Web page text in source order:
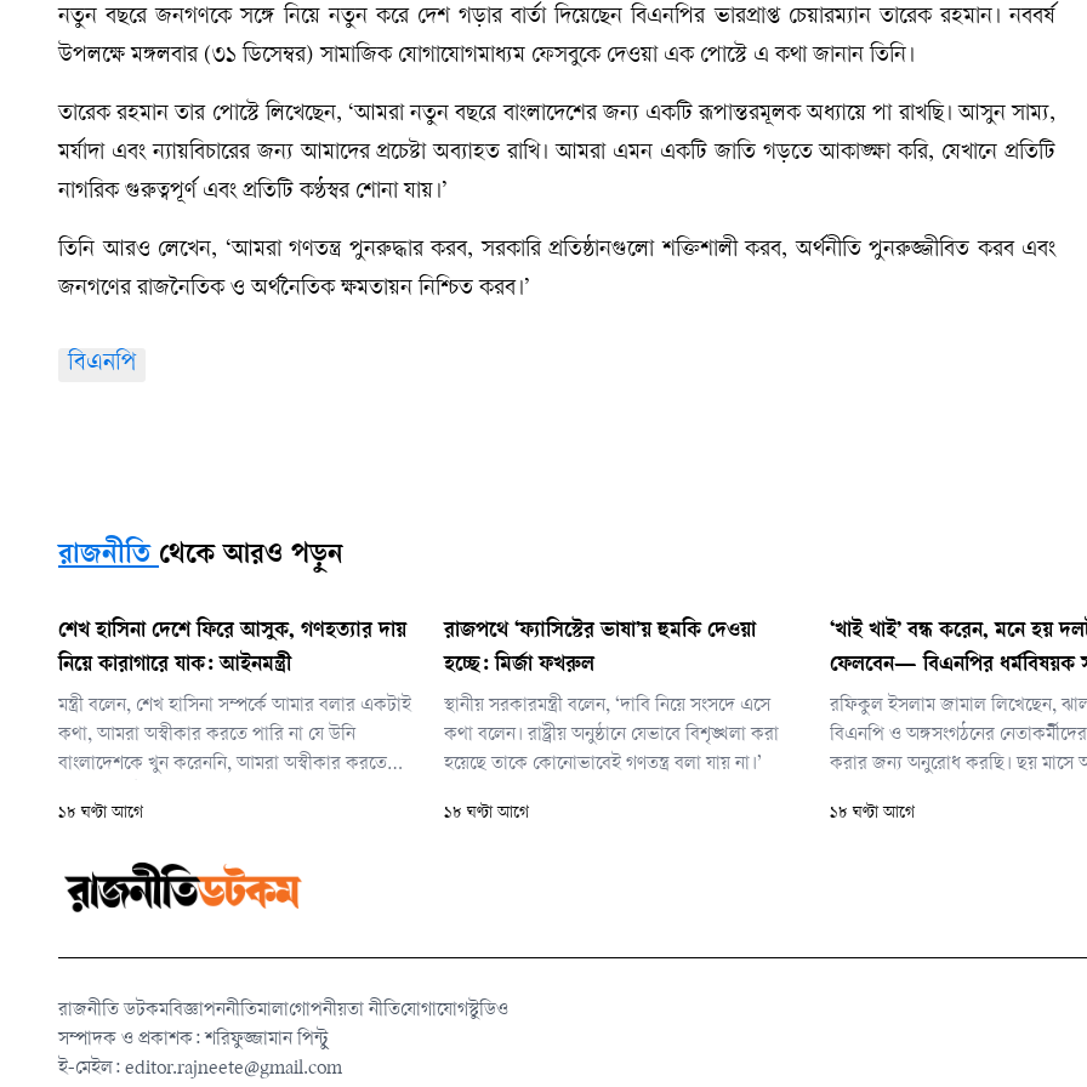
নতুন বছরে জনগণকে সঙ্গে নিয়ে নতুন করে দেশ গড়ার বার্তা দিয়েছেন বিএনপির ভারপ্রাপ্ত চেয়ারম্যান তারেক রহমান। নববর্ষ
উপলক্ষে মঙ্গলবার (৩১ ডিসেম্বর) সামাজিক যোগাযোগমাধ্যম ফেসবুকে দেওয়া এক পোস্টে এ কথা জানান তিনি।
তারেক রহমান তার পোস্টে লিখেছেন, ‘আমরা নতুন বছরে বাংলাদেশের জন্য একটি রূপান্তরমূলক অধ্যায়ে পা রাখছি। আসুন সাম্য,
মর্যাদা এবং ন্যায়বিচারের জন্য আমাদের প্রচেষ্টা অব্যাহত রাখি। আমরা এমন একটি জাতি গড়তে আকাঙ্ক্ষা করি, যেখানে প্রতিটি
নাগরিক গুরুত্বপূর্ণ এবং প্রতিটি কণ্ঠস্বর শোনা যায়।’
তিনি আরও লেখেন, ‘আমরা গণতন্ত্র পুনরুদ্ধার করব, সরকারি প্রতিষ্ঠানগুলো শক্তিশালী করব, অর্থনীতি পুনরুজ্জীবিত করব এবং
জনগণের রাজনৈতিক ও অর্থনৈতিক ক্ষমতায়ন নিশ্চিত করব।’
বিএনপি
রাজনীতি থেকে আরও পড়ুন
শেখ হাসিনা দেশে ফিরে আসুক, গণহত্যার দায়
নিয়ে কারাগারে যাক: আইনমন্ত্রী
মন্ত্রী বলেন, শেখ হাসিনা সম্পর্কে আমার বলার একটাই
কথা, আমরা অস্বীকার করতে পারি না যে উনি
বাংলাদেশকে খুন করেননি, আমরা অস্বীকার করতে
ছিলেন না। সেই সব সত্যের মুখোমুখি যদি তিনি হতে
১৮ ঘণ্টা আগে
রাজপথে ‘ফ্যাসিস্টের ভাষা’য় হুমকি দেওয়া
হচ্ছে: মির্জা ফখরুল
স্থানীয় সরকারমন্ত্রী বলেন, ‘দাবি নিয়ে সংসদে এসে
কথা বলেন। রাষ্ট্রীয় অনুষ্ঠানে যেভাবে বিশৃঙ্খলা করা
হয়েছে তাকে কোনোভাবেই গণতন্ত্র বলা যায় না।’
১৮ ঘণ্টা আগে
‘খাই খাই’ বন্ধ করেন, মনে হয়
ফেলবেন— বিএনপির ধর্মবিষয়ক
রফিকুল ইসলাম জামাল লিখেছেন,
বিএনপি ও অঙ্গসংগঠনের
করার জন্য অনুরোধ করছি। ছয় মাসে
খেয়েছেন, আওয়ামীদের পক্ষে
১৮ ঘণ্টা আগে
রাজনীতি ডটকমবিজ্ঞাপননীতিমালাগোপনীয়তা নীতিযোগাযোগস্টুডিও
সম্পাদক ও প্রকাশক: শরিফুজ্জামান পিন্টু
ই-মেইল: editor.rajneete@gmail.com